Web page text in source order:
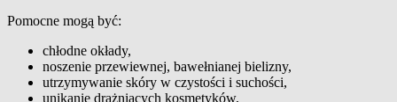
Pomocne mogą być:
chłodne okłady,
noszenie przewiewnej, bawełnianej bielizny,
utrzymywanie skóry w czystości i suchości,
unikanie drażniących kosmetyków,